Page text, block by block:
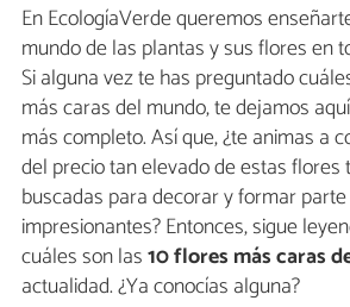
En EcologíaVerde queremos
mundo de las plantas y sus flores en
Si alguna vez te has preguntado
más caras del mundo, te dejamos
más completo. Así que, ¿te animas a
del precio tan elevado de estas flores
buscadas para decorar y formar
impresionantes? Entonces, sigue
cuáles son las10 flores más caras
actualidad. ¿Ya conocías alguna?